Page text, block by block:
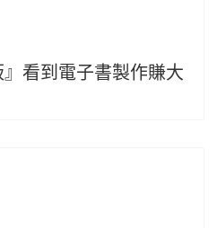
看到電子書製作賺大